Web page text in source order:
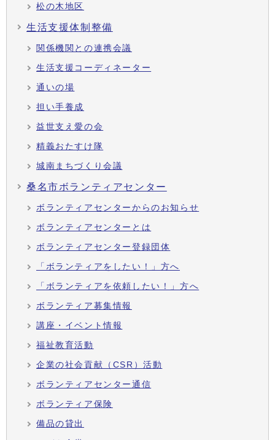
松の木地区
生活支援体制整備
関係機関との連携会議
生活支援コーディネーター
通いの場
担い手養成
益世支え愛の会
精義おたすけ隊
城南まちづくり会議
桑名市ボランティアセンター
ボランティアセンターからのお知らせ
ボランティアセンターとは
ボランティアセンター登録団体
「ボランティアをしたい！」方へ
「ボランティアを依頼したい！」方へ
ボランティア募集情報
講座・イベント情報
福祉教育活動
企業の社会貢献（CSR）活動
ボランティアセンター通信
ボランティア保険
備品の貸出